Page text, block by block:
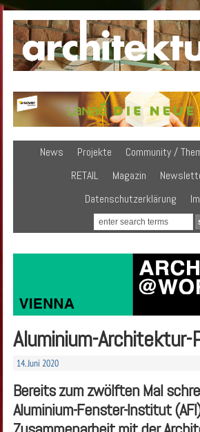
News Projekte Community /
RETAIL
Magazin
Datenschutzerklärung
Aluminium-Architektur-
14. Juni 2020
Bereits zum zwölften Mal
Aluminium-Fenster-Institut